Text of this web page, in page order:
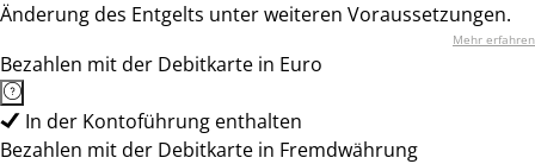
Änderung des Entgelts unter weiteren Voraussetzungen.
Mehr erfahren
Bezahlen mit der Debitkarte in Euro
In der Kontoführung enthalten
Bezahlen mit der Debitkarte in Fremdwährung